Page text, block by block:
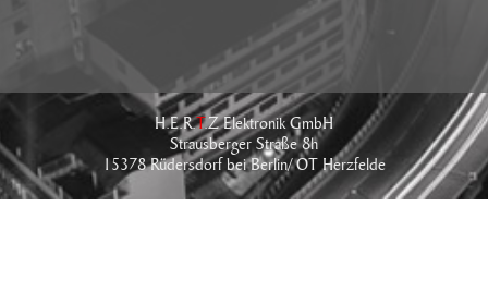
H.E.R.T.Z Elektronik GmbH
Strausberger Straße 8h
15378 Rüdersdorf bei Berlin/ OT Herzfelde